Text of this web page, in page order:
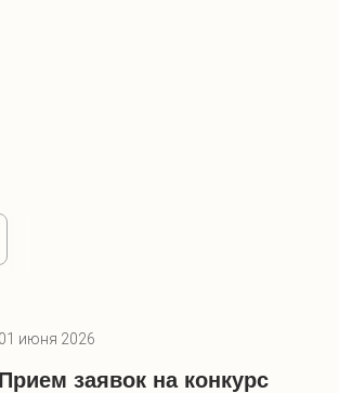
01 июня 2026
Прием заявок на конкурс